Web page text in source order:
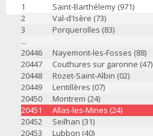
1 Saint-Barthélemy (971)
2
Val-d'Isère (73)
3
Porquerolles (83)
...
20446
Nayemont-les-Fosses (88)
20447
Couthures sur garonne (47)
20448
Rozet-Saint-Albin (02)
20449
Lentillères (07)
20450
Montrem (24)
20451
Allas-les-Mines (24)
20452
Seilhan (31)
20453
Lubbon (40)